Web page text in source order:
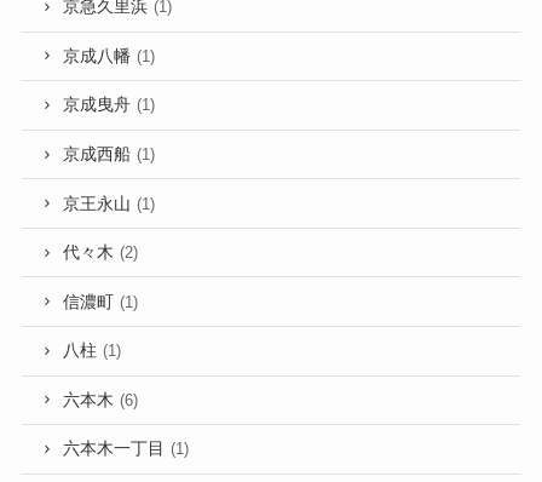
京急久里浜 (1)
京成八幡 (1)
京成曳舟 (1)
京成西船 (1)
京王永山 (1)
代々木 (2)
信濃町 (1)
八柱 (1)
六本木 (6)
六本木一丁目 (1)